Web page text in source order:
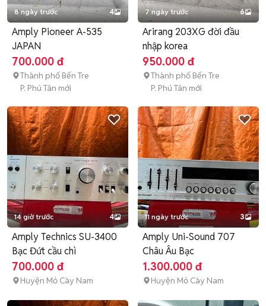
8 ngày trước 4
Amply Pioneer A-535
JAPAN
700.000 đ
Thành phố Bến Tre
P. Phú Tân mới
7 ngày trước 6
Arirang 203XG đời đầu
nhập korea
950.000 đ
Thành phố Bến Tre
P. Phú Tân mới
14 giờ trước 4
Amply Technics SU-3400
Bạc Đứt cầu chì
700.000 đ
Huyện Mỏ Cày Nam
11 ngày trước 3
Amply Uni-Sound 707
Châu Âu Bạc
1.300.000 đ
Huyện Mỏ Cày Nam